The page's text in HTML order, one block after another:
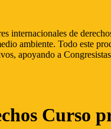
internacionales de
ambiente. Todo este
apoyando a
Curso